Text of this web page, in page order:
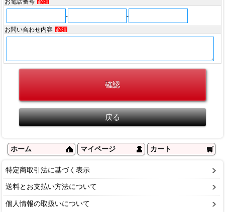
お電話番号 必須
-
-
お問い合わせ内容 必須
ホーム マイページ カート
特定商取引法に基づく表示
送料とお支払い方法について
個人情報の取扱いについて